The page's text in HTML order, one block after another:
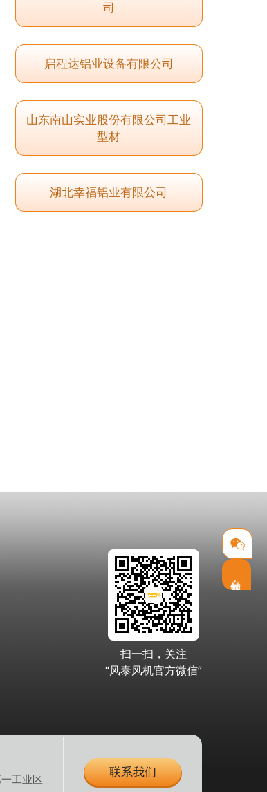
司
启程达铝业设备有限公司
山东南山实业股份有限公司工业
型材
湖北幸福铝业有限公司
扫一扫，关注
“风泰风机官方微信”
工业区
联系我们